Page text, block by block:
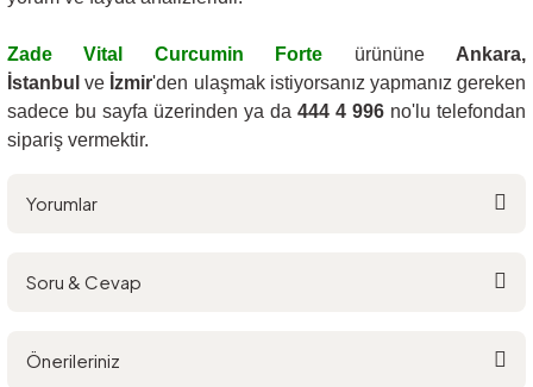
Zade Vital Curcumin Forte ürününe Ankara,
İstanbulve İzmir'den ulaşmak istiyorsanız yapmanız gereken
sadece bu sayfa üzerinden ya da 444 4 996 no'lu telefondan
sipariş vermektir.
Yorumlar
Soru & Cevap
Önerileriniz